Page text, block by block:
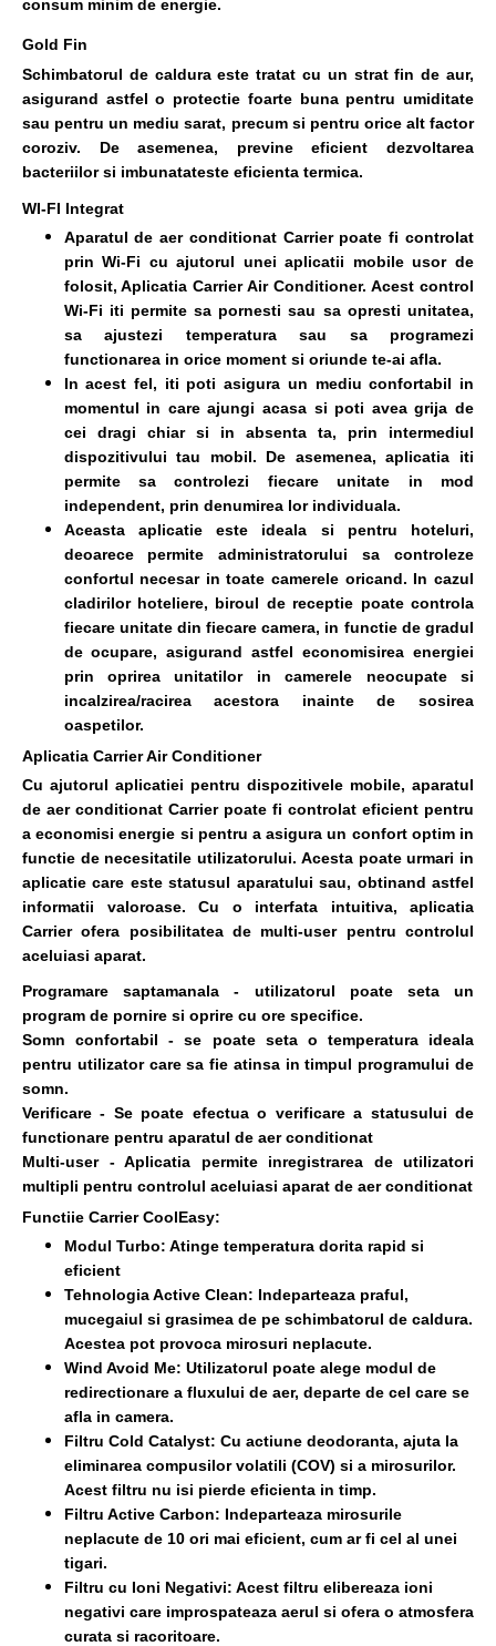
consum minim de energie.
Gold Fin
Schimbatorul de caldura este tratat cu un strat fin de aur,
asigurand astfel o protectie foarte buna pentru umiditate
sau pentru un mediu sarat, precum si pentru orice alt factor
coroziv. De asemenea, previne eficient dezvoltarea
bacteriilor si imbunatateste eficienta termica.
WI-FI Integrat
Aparatul de aer conditionat Carrier poate fi controlat
prin Wi-Fi cu ajutorul unei aplicatii mobile usor de
folosit, Aplicatia Carrier Air Conditioner. Acest control
Wi-Fi iti permite sa pornesti sau sa opresti unitatea,
sa ajustezi temperatura sau sa programezi
functionarea in orice moment si oriunde te-ai afla.
In acest fel, iti poti asigura un mediu confortabil in
momentul in care ajungi acasa si poti avea grija de
cei dragi chiar si in absenta ta, prin intermediul
dispozitivului tau mobil. De asemenea, aplicatia iti
permite sa controlezi fiecare unitate in mod
independent, prin denumirea lor individuala.
Aceasta aplicatie este ideala si pentru hoteluri,
deoarece permite administratorului sa controleze
confortul necesar in toate camerele oricand. In cazul
cladirilor hoteliere, biroul de receptie poate controla
fiecare unitate din fiecare camera, in functie de gradul
de ocupare, asigurand astfel economisirea energiei
prin oprirea unitatilor in camerele neocupate si
incalzirea/racirea acestora inainte de sosirea
oaspetilor.
Aplicatia Carrier Air Conditioner
Cu ajutorul aplicatiei pentru dispozitivele mobile, aparatul
de aer conditionat Carrier poate fi controlat eficient pentru
a economisi energie si pentru a asigura un confort optim in
functie de necesitatile utilizatorului. Acesta poate urmari in
aplicatie care este statusul aparatului sau, obtinand astfel
informatii valoroase. Cu o interfata intuitiva, aplicatia
Carrier ofera posibilitatea de multi-user pentru controlul
aceluiasi aparat.
Programare saptamanala - utilizatorul poate seta un
program de pornire si oprire cu ore specifice.
Somn confortabil - se poate seta o temperatura ideala
pentru utilizator care sa fie atinsa in timpul programului de
somn.
Verificare - Se poate efectua o verificare a statusului de
functionare pentru aparatul de aer conditionat
Multi-user - Aplicatia permite inregistrarea de utilizatori
multipli pentru controlul aceluiasi aparat de aer conditionat
Functiie Carrier CoolEasy:
Modul Turbo: Atinge temperatura dorita rapid si
eficient
Tehnologia Active Clean: Indeparteaza praful,
mucegaiul si grasimea de pe schimbatorul de caldura.
Acestea pot provoca mirosuri neplacute.
Wind Avoid Me: Utilizatorul poate alege modul de
redirectionare a fluxului de aer, departe de cel care se
afla in camera.
Filtru Cold Catalyst: Cu actiune deodoranta, ajuta la
eliminarea compusilor volatili (COV) si a mirosurilor.
Acest filtru nu isi pierde eficienta in timp.
Filtru Active Carbon: Indeparteaza mirosurile
neplacute de 10 ori mai eficient, cum ar fi cel al unei
tigari.
Filtru cu Ioni Negativi: Acest filtru elibereaza ioni
negativi care improspateaza aerul si ofera o atmosfera
curata si racoritoare.